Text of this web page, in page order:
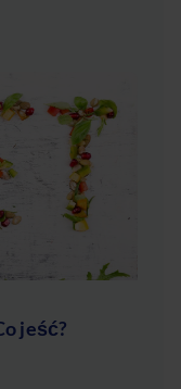
jeść?